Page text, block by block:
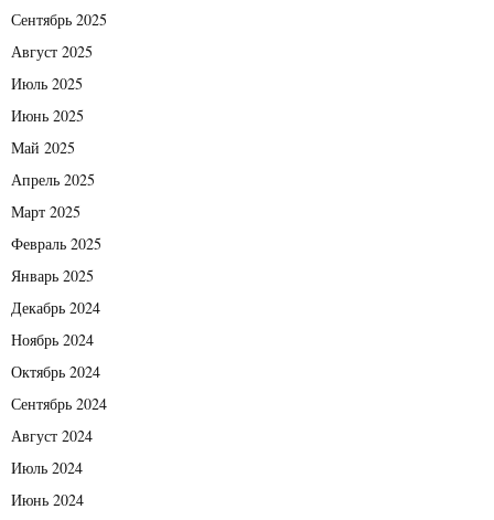
Сентябрь 2025
Август 2025
Июль 2025
Июнь 2025
Май 2025
Апрель 2025
Март 2025
Февраль 2025
Январь 2025
Декабрь 2024
Ноябрь 2024
Октябрь 2024
Сентябрь 2024
Август 2024
Июль 2024
Июнь 2024